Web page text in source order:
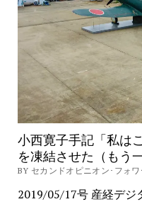
小西寛子手記「私は
を凍結させた（もう
BY セカンドオピニオン･フォ
2019/05/17号 産経デジ